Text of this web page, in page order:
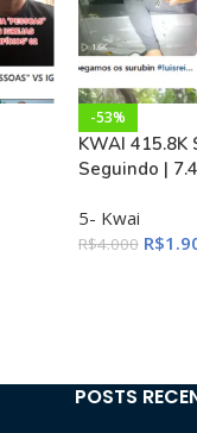
-53%
KWAI 415.8K
Seguindo |
5- Kwai
R$4.000 R$
POSTS